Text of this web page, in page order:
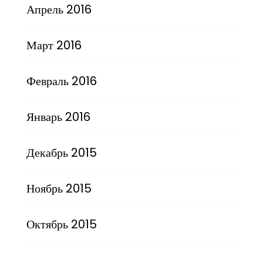
Апрель 2016
Март 2016
Февраль 2016
Январь 2016
Декабрь 2015
Ноябрь 2015
Октябрь 2015